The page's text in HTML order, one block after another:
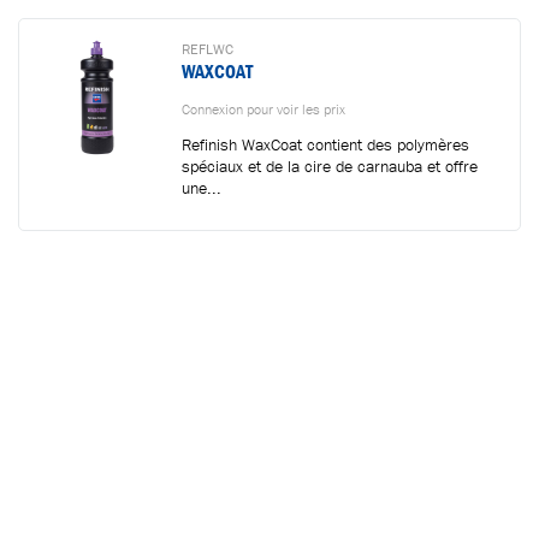
REFLWC
WAXCOAT
Connexion pour voir les prix
Refinish WaxCoat contient des polymères
spéciaux et de la cire de carnauba et offre
une...